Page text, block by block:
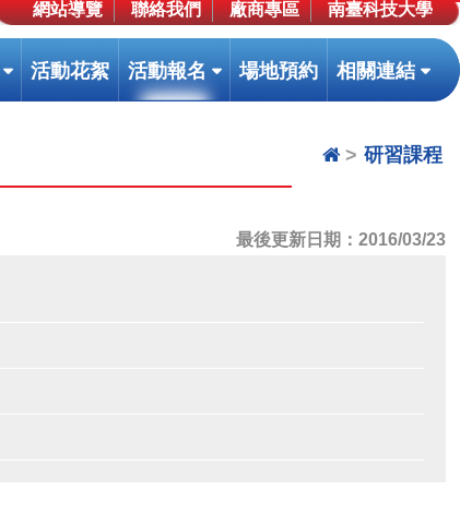
網站導覽 聯絡我們 廠商專區 南臺科技大學
(按
鍵
活動花絮 活動報名 (按
鍵
場地預約 相關連結 (按
鍵
[下]
展
研習課程
最後更新日期：2016/03/23